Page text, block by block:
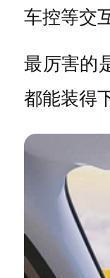
车控等交
最厉害的
都能装得